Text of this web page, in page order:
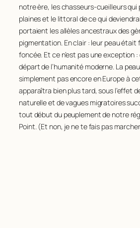
notre ère, les chasseurs-cueilleurs
plaines et le littoral de ce qui
portaient les allèles ancestraux des
pigmentation. En clair : leur peau était
foncée. Et ce n’est pas une exception :
départ de l’humanité moderne. La
simplement pas encore en Europe à
apparaîtra bien plus tard, sous l’effet
naturelle et de vagues migratoires
tout début du peuplement de notre
Point. (Et non, je ne te fais pas